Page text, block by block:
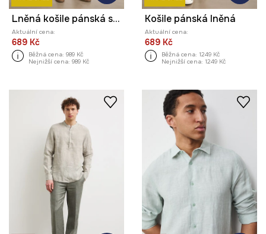
Lněná košile pánská s límcem typu resort více barev
Aktuální cena:
689 Kč
Běžná cena: 989 Kč
Nejnižší cena: 989 Kč
Košile pánská lněná
Aktuální cena:
689 Kč
Běžná cena: 1249 Kč
Nejnižší cena: 1249 Kč